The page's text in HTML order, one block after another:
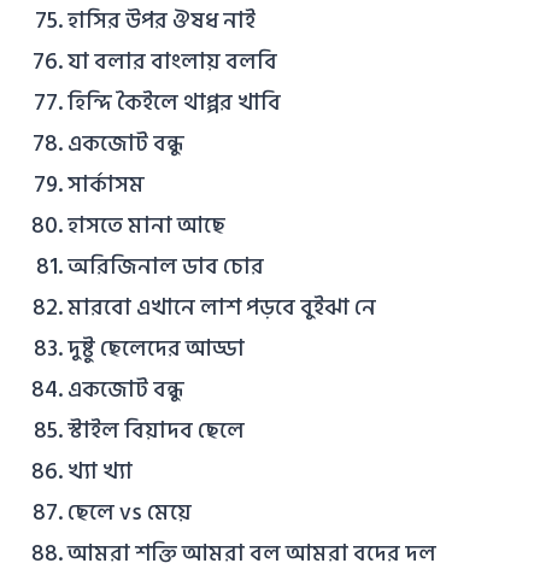
হাসির উপর ঔষধ নাই
যা বলার বাংলায় বলবি
হিন্দি কৈইলে থাপ্পর খাবি
একজোট বন্ধু
সার্কাসম
হাসতে মানা আছে
অরিজিনাল ডাব চোর
মারবো এখানে লাশ পড়বে বুইঝা নে
দুষ্টু ছেলেদের আড্ডা
একজোট বন্ধু
স্টাইল বিয়াদব ছেলে
খ্যা খ্যা
ছেলে vs মেয়ে
আমরা শক্তি আমরা বল আমরা বদের দল